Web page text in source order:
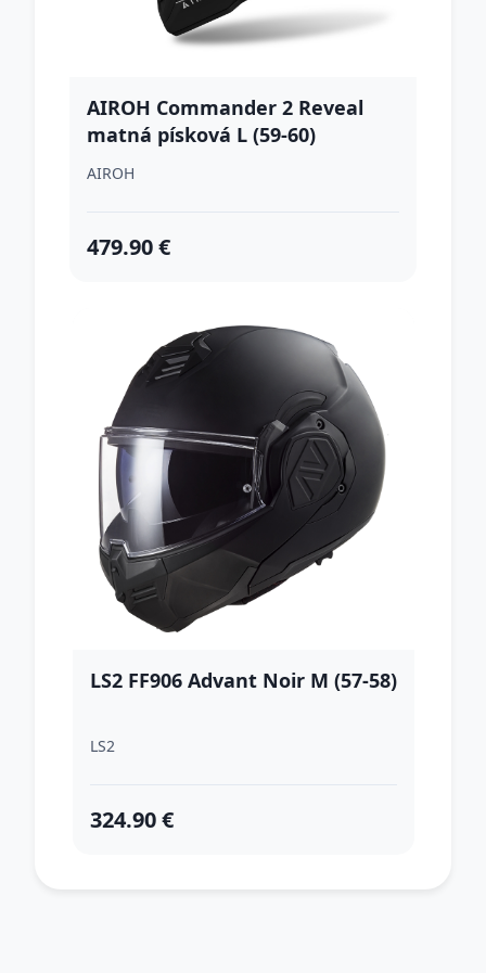
AIROH Commander 2 Reveal
matná písková L (59-60)
AIROH
479.90 €
LS2 FF906 Advant Noir M (57-58)
LS2
324.90 €